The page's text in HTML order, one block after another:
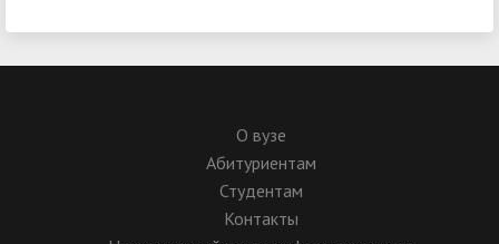
О вузе
Абитуриентам
Студентам
Контакты